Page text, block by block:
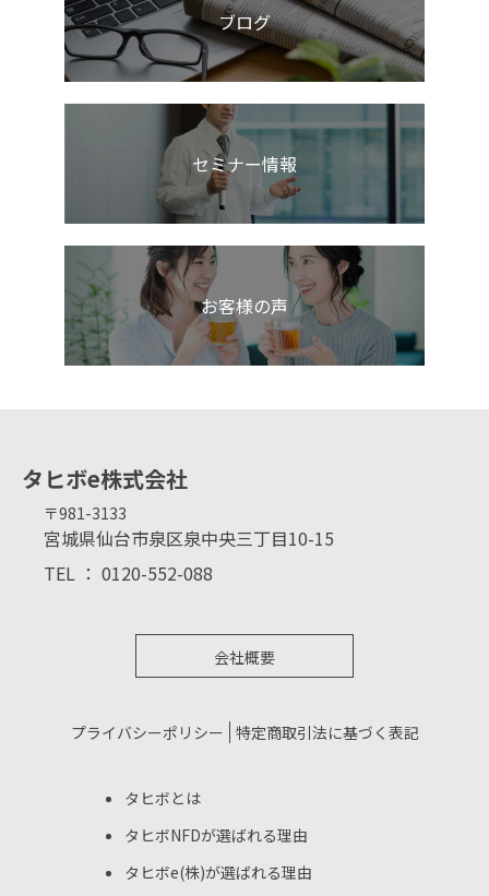
ブログ
セミナー情報
お客様の声
タヒボe株式会社
〒981-3133
宮城県仙台市泉区泉中央三丁目10-15
TEL ： 0120-552-088
会社概要
プライバシーポリシー 特定商取引法に基づく表記
タヒボとは
タヒボNFDが選ばれる理由
タヒボe(株)が選ばれる理由